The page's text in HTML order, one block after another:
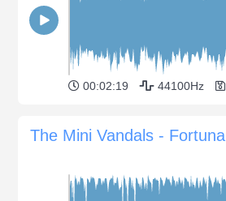
00:02:19 44100Hz
The Mini Vandals - Fortuna